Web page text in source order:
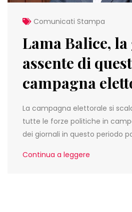
Comunicati Stampa
Lama Balice,
assente di
campagna
La campagna elettorale si
tutte le forze politiche in
dei giornali in questo periodo
Continua a leggere